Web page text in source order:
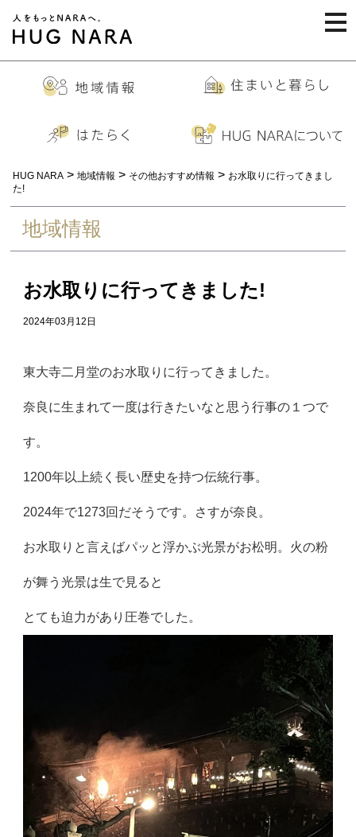
HUG NARA > 地域情報 > その他おすすめ情報 > お水取りに行ってきまし
た!
地域情報
お水取りに行ってきました!
2024年03月12日
東大寺二月堂のお水取りに行ってきました。
奈良に生まれて一度は行きたいなと思う行事の１つで
す。
1200年以上続く長い歴史を持つ伝統行事。
2024年で1273回だそうです。さすが奈良。
お水取りと言えばパッと浮かぶ光景がお松明。火の粉
が舞う光景は生で見ると
とても迫力があり圧巻でした。